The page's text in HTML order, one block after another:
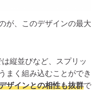
が、このデザインの最大
縦並びなど、スプリッ
まく組み込むことができ
ザインとの相性も抜群で